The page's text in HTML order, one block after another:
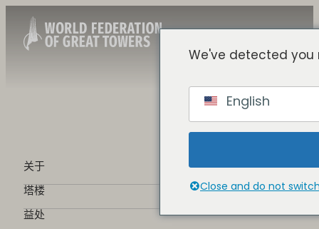
English
Portuguese
关于
塔楼
益处
We've detected
English
Close and do not